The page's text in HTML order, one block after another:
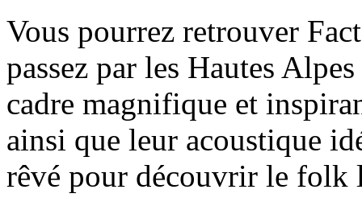
Vous pourrez retrouver
passez par les Hautes
cadre magnifique et
ainsi que leur acoustique
rêvé pour découvrir le folk